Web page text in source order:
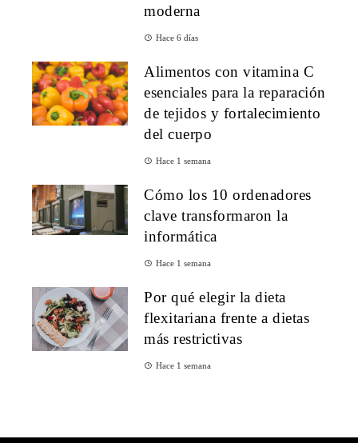
moderna
Hace 6 días
Alimentos con vitamina C
esenciales para la reparación
de tejidos y fortalecimiento
del cuerpo
Hace 1 semana
Cómo los 10 ordenadores
clave transformaron la
informática
Hace 1 semana
Por qué elegir la dieta
flexitariana frente a dietas
más restrictivas
Hace 1 semana